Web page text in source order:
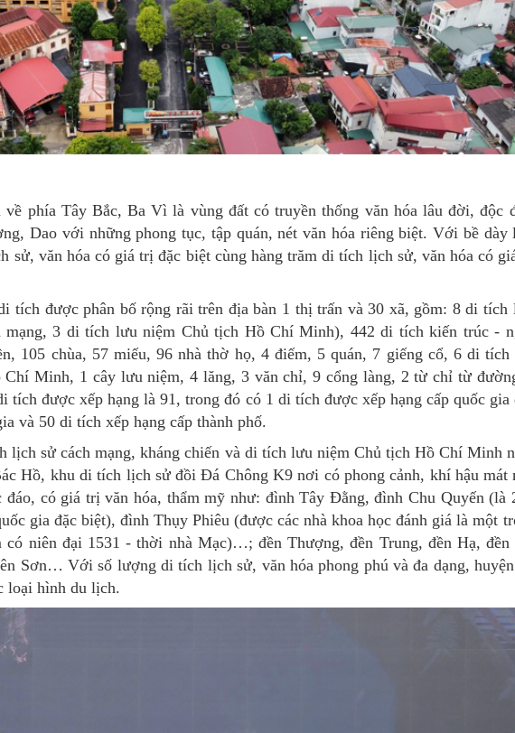
phía Tây Bắc, Ba Vì là vùng đất có truyền thống văn hóa lâu đời, độc
Dao với những phong tục, tập quán, nét văn hóa riêng biệt. Với bề dày
văn hóa có giá trị đặc biệt cùng hàng trăm di tích lịch sử, văn hóa có
tích được phân bố rộng rãi trên địa bàn 1 thị trấn và 30 xã, gồm: 8 di tích
3 di tích lưu niệm Chủ tịch Hồ Chí Minh), 442 di tích kiến trúc -
105 chùa, 57 miếu, 96 nhà thờ họ, 4 điếm, 5 quán, 7 giếng cổ, 6 di
Minh, 1 cây lưu niệm, 4 lăng, 3 văn chỉ, 9 cổng làng, 2 từ chỉ từ
tích được xếp hạng là 91, trong đó có 1 di tích được xếp hạng cấp quốc gia
và 50 di tích xếp hạng cấp thành phố.
lịch sử cách mạng, kháng chiến và di tích lưu niệm Chủ tịch Hồ Chí Minh
Hồ, khu di tích lịch sử đồi Đá Chông K9 nơi có phong cảnh, khí hậu mát
đáo, có giá trị văn hóa, thẩm mỹ như: đình Tây Đằng, đình Chu Quyến (là
gia đặc biệt), đình Thụy Phiêu (được các nhà khoa học đánh giá là một
niên đại 1531 - thời nhà Mạc)…; đền Thượng, đền Trung, đền Hạ, đền
Sơn… Với số lượng di tích lịch sử, văn hóa phong phú và đa dạng,
loại hình du lịch.